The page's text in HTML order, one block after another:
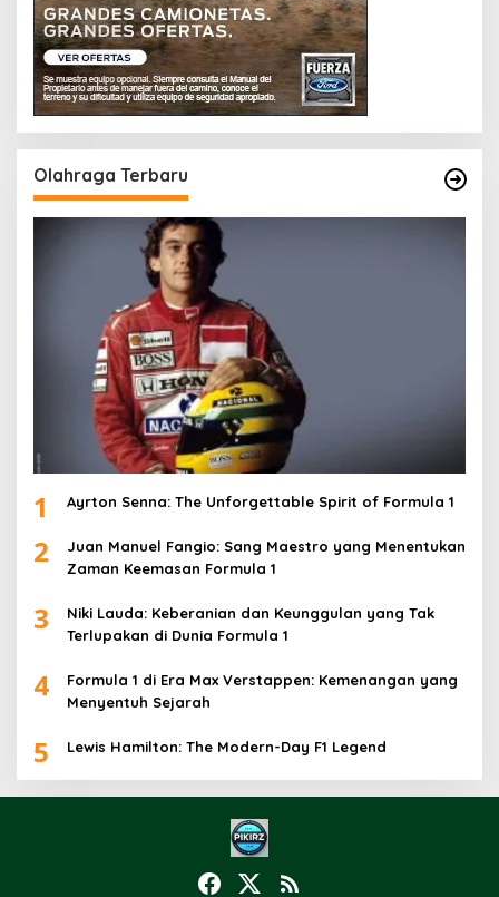
Olahraga Terbaru
1 Ayrton Senna: The Unforgettable Spirit of Formula 1
2
Juan Manuel Fangio: Sang Maestro yang Menentukan
Zaman Keemasan Formula 1
3
Niki Lauda: Keberanian dan Keunggulan yang Tak
Terlupakan di Dunia Formula 1
4
Formula 1 di Era Max Verstappen: Kemenangan yang
Menyentuh Sejarah
5 Lewis Hamilton: The Modern-Day F1 Legend